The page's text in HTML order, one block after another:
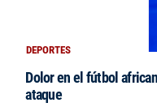
DEPORTES
Dolor en el fútbol
ataque